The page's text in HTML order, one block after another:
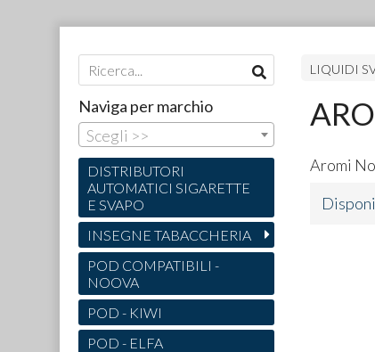
LIQUIDI
Aromi
Naviga per marchio
Scegli >>
DISTRIBUTORI
AUTOMATICI SIGARETTE
E SVAPO
INSEGNE TABACCHERIA
POD COMPATIBILI -
NOOVA
POD - KIWI
POD - ELFA